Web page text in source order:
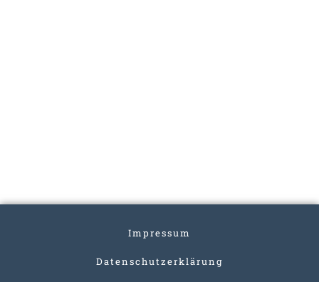
Impressum
Datenschutzerklärung